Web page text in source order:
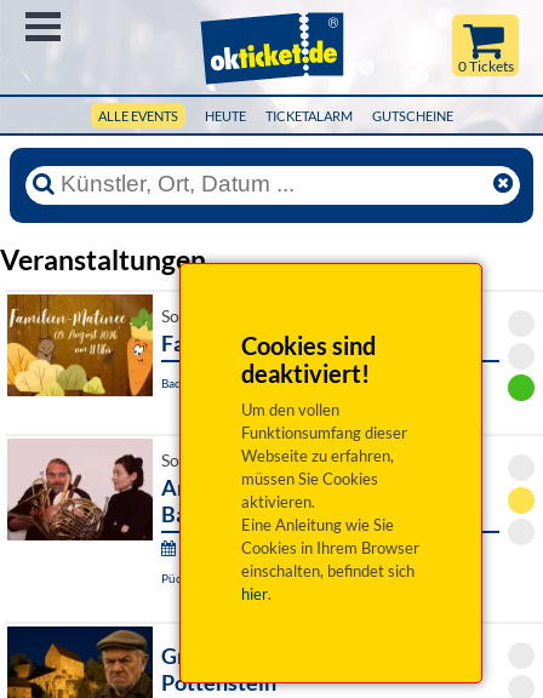
ALLE EVENTS HEUTE TICKETALARM GUTSCHEINE
0 Tickets
Cookies sind
deaktiviert!
Um den vollen
Funktionsumfang dieser
Webseite zu erfahren,
müssen Sie Cookies
aktivieren.
Eine Anleitung wie Sie
Cookies in Ihrem Browser
einschalten, befindet sich
hier.
Veranstaltungen
So 09. August 2026 11:00 Uhr
Familienmatinee
Bad Rodach / OT Heldritt, Waldbühne
So 09. August 2026 16:00 Uhr
Andreas Martin Hofmeir, Tuba &
Barbara Schmelz, Kl
Wurzer Sommerkonzerte:
Püchersreuth / OT Wurz, Historischer Pfarrhof
Grumpy Guide Franken ist in
Pottenstein